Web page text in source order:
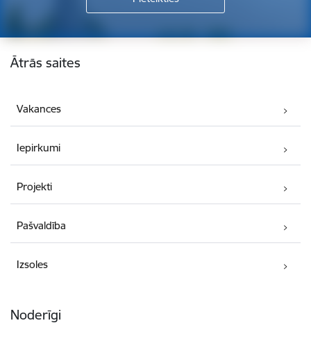
Kājene
Ātrās saites
Vakances
Iepirkumi
Projekti
Pašvaldība
Izsoles
Noderīgi